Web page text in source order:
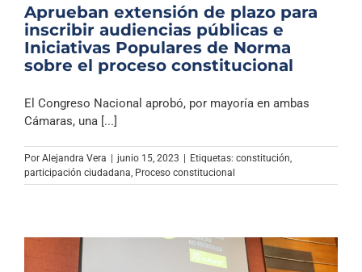
Aprueban extensión de plazo para
inscribir audiencias públicas e
Iniciativas Populares de Norma
sobre el proceso constitucional
El Congreso Nacional aprobó, por mayoría en ambas
Cámaras, una [...]
Por Alejandra Vera junio 15, 2023 Etiquetas: constitución,
participación ciudadana, Proceso constitucional